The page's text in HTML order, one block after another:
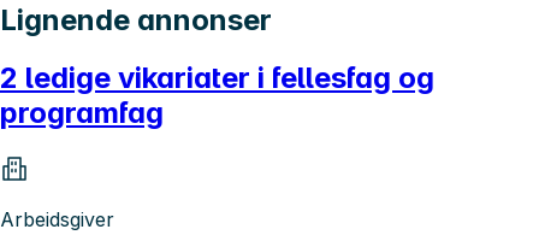
Lignende annonser
2 ledige vikariater i fellesfag og
programfag
Arbeidsgiver